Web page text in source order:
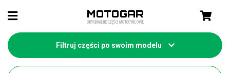
Filtruj części po swoim modelu